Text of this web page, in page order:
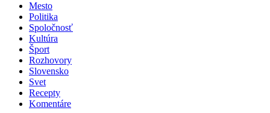
Mesto
Politika
Spoločnosť
Kultúra
Šport
Rozhovory
Slovensko
Svet
Recepty
Komentáre